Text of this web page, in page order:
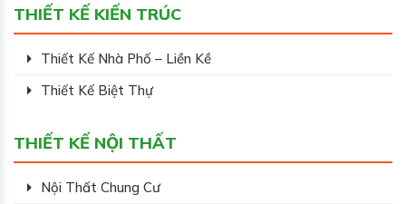
THIẾT KẾ KIẾN TRÚC
Thiết Kế Nhà Phố – Liền Kề
Thiết Kế Biệt Thự
THIẾT KẾ NỘI THẤT
Nội Thất Chung Cư